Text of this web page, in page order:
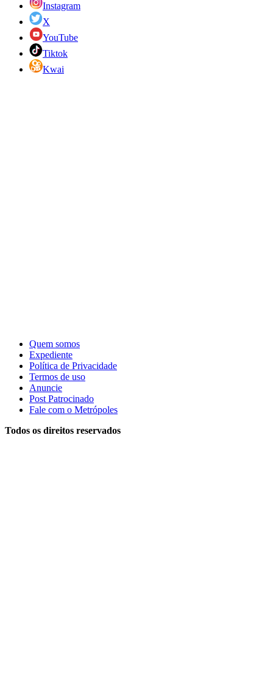
Instagram
X
YouTube
Tiktok
Kwai
Quem somos
Expediente
Política de Privacidade
Termos de uso
Anuncie
Post Patrocinado
Fale com o Metrópoles
Todos os direitos reservados